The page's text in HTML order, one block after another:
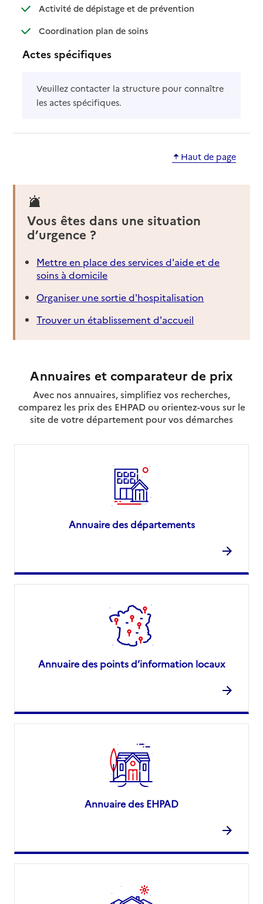
Activité de dépistage et de prévention: disponible
: non disponible
Coordination plan de soins: disponible
: non disponible
Actes spécifiques
Veuillez contacter la structure pour connaître
les actes spécifiques.
Haut de page
Vous êtes dans une situation
d’urgence ?
Mettre en place des services d'aide et de
soins à domicile
Organiser une sortie d'hospitalisation
Trouver un établissement d'accueil
Annuaires et comparateur de prix
Avec nos annuaires, simplifiez vos recherches,
comparez les prix des EHPAD ou orientez-vous sur le
site de votre département pour vos démarches
Annuaire des départements
Annuaire des points d’information locaux
Annuaire des EHPAD